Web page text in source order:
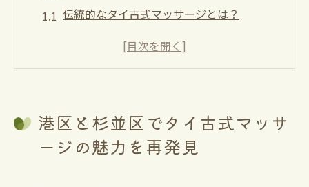
伝統的なタイ古式マッサージとは？
港区と杉並区での人気の理由
声
日常に取り入れるためのヒント
港区と杉並区でタイ古式マッサ
ージの魅力を再発見